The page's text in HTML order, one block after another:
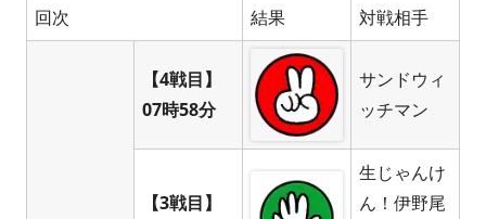
回次
結果 対戦相手
【4戦目】
07時58分
サンドウィ
ッチマン
【3戦目】
生じゃんけ
ん！伊野尾